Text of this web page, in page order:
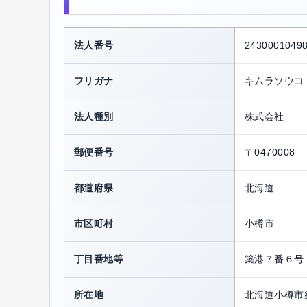
法人番号
フリガナ キムラソウコ
法人種別 株式会社
郵便番号 〒0470008
都道府県 北海道
市区町村 小樽市
丁目番地等 築港７番６号
所在地 北海道小樽市